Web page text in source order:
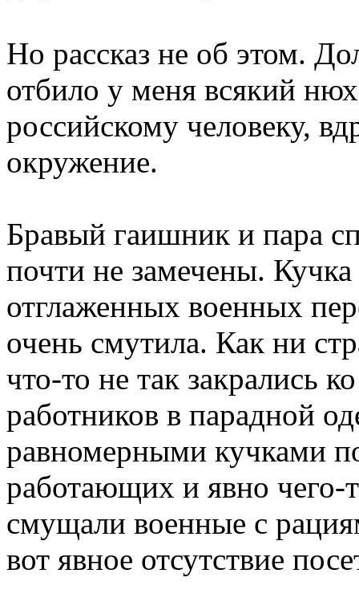
Но рассказ не об этом.
отбило у меня всякий
российскому человеку,
окружение.
Бравый гаишник и пара
почти не замечены.
отглаженных военных
очень смутила. Как ни
что-то не так закрались
работников в парадной
равномерными кучками
работающих и явно
смущали военные с
вот явное отсутствие